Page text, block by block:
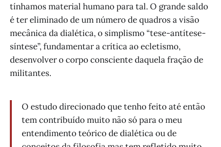
tínhamos material humano para tal. O grande saldo
é ter eliminado de um número de quadros a visão
mecânica da dialética, o simplismo “tese-antítese-
síntese”, fundamentar a crítica ao ecletismo,
desenvolver o corpo consciente daquela fração de
militantes.
O estudo direcionado que tenho feito até então
tem contribuído muito não só para o meu
entendimento teórico de dialética ou de